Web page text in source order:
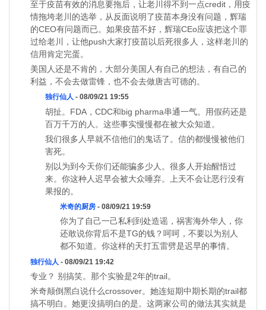
至于疫苗有效的消息要拖后，让老川得不到一点credit，用疫
情拖垮老川的选举，从反面说明了疫苗本身没有问题，辉瑞
的CEO有问题而已。如果疫苗不好，辉瑞CEo应该把这个罪
过给老川，让他push大家打疫苗以后死很多人，这样老川的
信用肯定完蛋。
美国人还是不肯的，大部分美国人有自己的想法，有自己的
利益，不会去做雷锋，也不会去做唐吉可德的。
独行仙人 - 08/09/21 19:55
胡扯。FDA，CDC和big pharma串通一气。用假药还是
百万千万的人。这些事实慢慢都在被大众知道。
我们很多人早就不信他们的鬼话了。信的都慢慢被他们
害死。
别以为到今天你们还能骗多少人。很多人开始醒悟过
来。你这种人迟早会被大众唾弃。上天不会让恶行没有
果报的。
米奇的厨房 - 08/09/21 19:59
你为了自己一己私利到处造谣，祸害海外华人，你
还敢说你背后不是TG的钱？呵呵，不要以为别人
都不知道。你这样的天打五雷劈是迟早的事情。
独行仙人 - 08/09/21 19:42
专业？ 别搞笑。那个实验是2年的trail。
米奇颠倒黑白说什么crossover。她连短期中期长期的trail都
搞不明白。她更没搞明白的是。这两家公司的做法其实就是